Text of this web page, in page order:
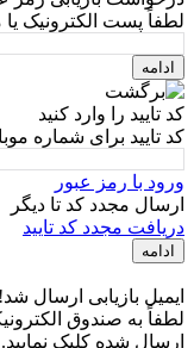
لطفاً پست الکترونیک یا
ادامه
کد تایید را وارد کنید
کد تایید برای شماره
ورود با رمز عبور
ارسال مجدد کد تا دیگر
دریافت مجدد کد تایید
ادامه
ایمیل بازیابی ارسال شد!
لطفاً به صندوق
ارسال شده کلیک نمایید.